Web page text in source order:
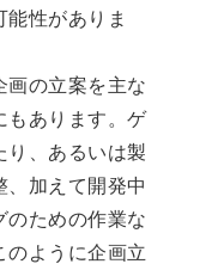
性がありま
画の立案を主な
もあります。ゲ
り、あるいは製
、加えて開発中
のための作業な
のように企画立